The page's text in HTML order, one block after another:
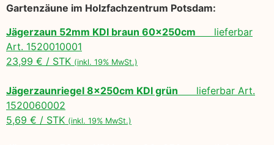
Gartenzäune im Holzfachzentrum Potsdam:
Jägerzaun 52mm KDI braun 60x250cm lieferbar
Art. 1520010001
23,99 € / STK (inkl. 19% MwSt.)
Jägerzaunriegel 8x250cm KDI grün lieferbar Art.
1520060002
5,69 € / STK (inkl. 19% MwSt.)